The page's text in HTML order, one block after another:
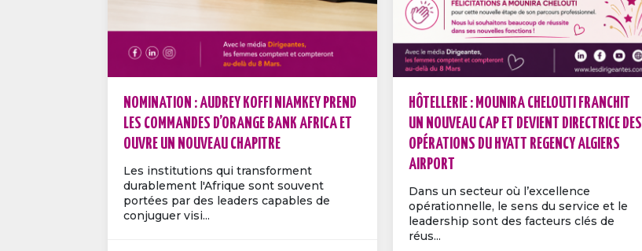
NOMINATION : AUDREY KOFFI NIAMKEY PREND
LES COMMANDES D’ORANGE BANK AFRICA ET
OUVRE UN NOUVEAU CHAPITRE
Les institutions qui transforment
durablement l'Afrique sont souvent
portées par des leaders capables de
conjuguer visi...
HÔTELLERIE : MOUNIRA CHELOUTI FRANCHIT
UN NOUVEAU CAP ET DEVIENT DIRECTRICE DES
OPÉRATIONS DU HYATT REGENCY ALGIERS
AIRPORT
Dans un secteur où l’excellence
opérationnelle, le sens du service et le
leadership sont des facteurs clés de
réus...